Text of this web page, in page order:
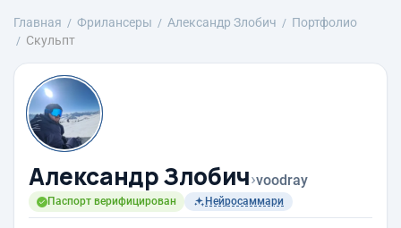
Главная Фрилансеры Александр Злобич
Портфолио
Скульпт
Александр Злобич›voodray
Паспорт верифицирован Нейросаммари